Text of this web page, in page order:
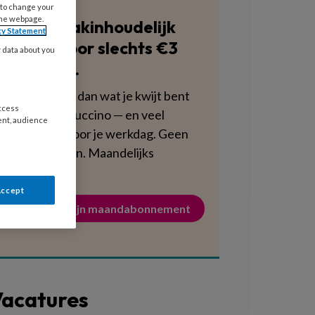
Blijf vakinhoudelijk
scherp voor slechts €3
per week.
Dat is minder dan wat je kwijt bent
aan een cappuccino — en veel
voedzamer voor je werkdag. Geen
verplichtingen. Maandelijks
Activeer mijn maandabonnement
change your
webpage.
Statement
about you
audience